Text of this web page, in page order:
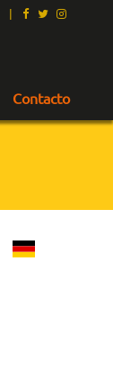
|
Contacto